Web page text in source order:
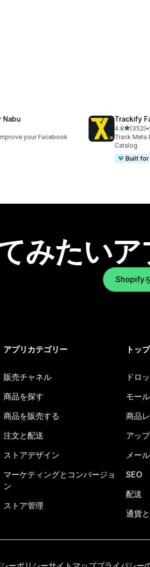
Nabu
your Facebook
Trackify
4.85つ星中
(352)
合計レビュ•
Track Meta
Catalog
Built
みたい
Shopify
アプリカテゴリー
販売チャネル
商品を探す
商品を販売する
注文と配送
ストアデザイン
マーケティングとコンバージョ
ン
ストア管理
トッ
ドロ
モー
商品
アッ
メー
SEO
配送
通貨